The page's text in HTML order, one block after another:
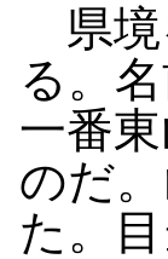
県境
る。
一番
のだ
た。